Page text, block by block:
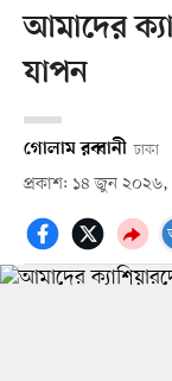
আমাদের
যাপন
গোলাম রব্বানী ঢাকা
প্রকাশ: ১৪ জুন